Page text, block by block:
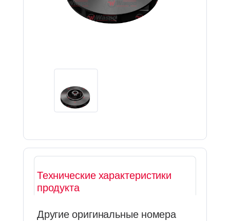
Технические характеристики
продукта
Другие оригинальные номера